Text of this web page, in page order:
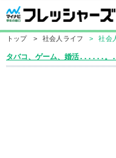
トップ > 社会人ライフ > 社会
タバコ、ゲーム、婚活......